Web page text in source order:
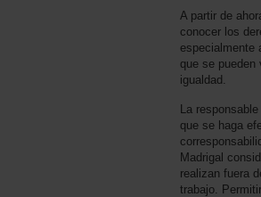
A partir de
conocer los
especialmente
que se
igualdad.
La
que se haga
Madrigal
realizan fuera
trabajo.